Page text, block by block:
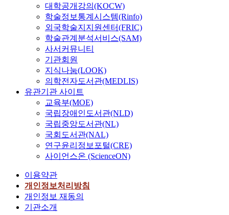
대학공개강의(KOCW)
학술정보통계시스템(Rinfo)
외국학술지지원센터(FRIC)
학술관계분석서비스(SAM)
사서커뮤니티
기관회원
지식나눔(LOOK)
의학전자도서관(MEDLIS)
유관기관 사이트
교육부(MOE)
국립장애인도서관(NLD)
국립중앙도서관(NL)
국회도서관(NAL)
연구윤리정보포털(CRE)
사이언스온 (ScienceON)
이용약관
개인정보처리방침
개인정보 재동의
기관소개